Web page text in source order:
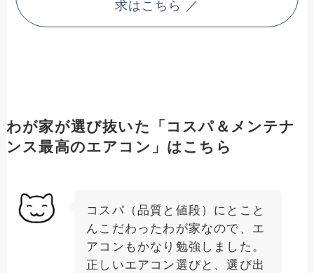
求はこちら ／
わが家が選び抜いた「コスパ＆メンテナ
ンス最高のエアコン」はこちら
コスパ（品質と値段）にとこと
んこだわったわが家なので、エ
アコンもかなり勉強しました。
正しいエアコン選びと、選び出